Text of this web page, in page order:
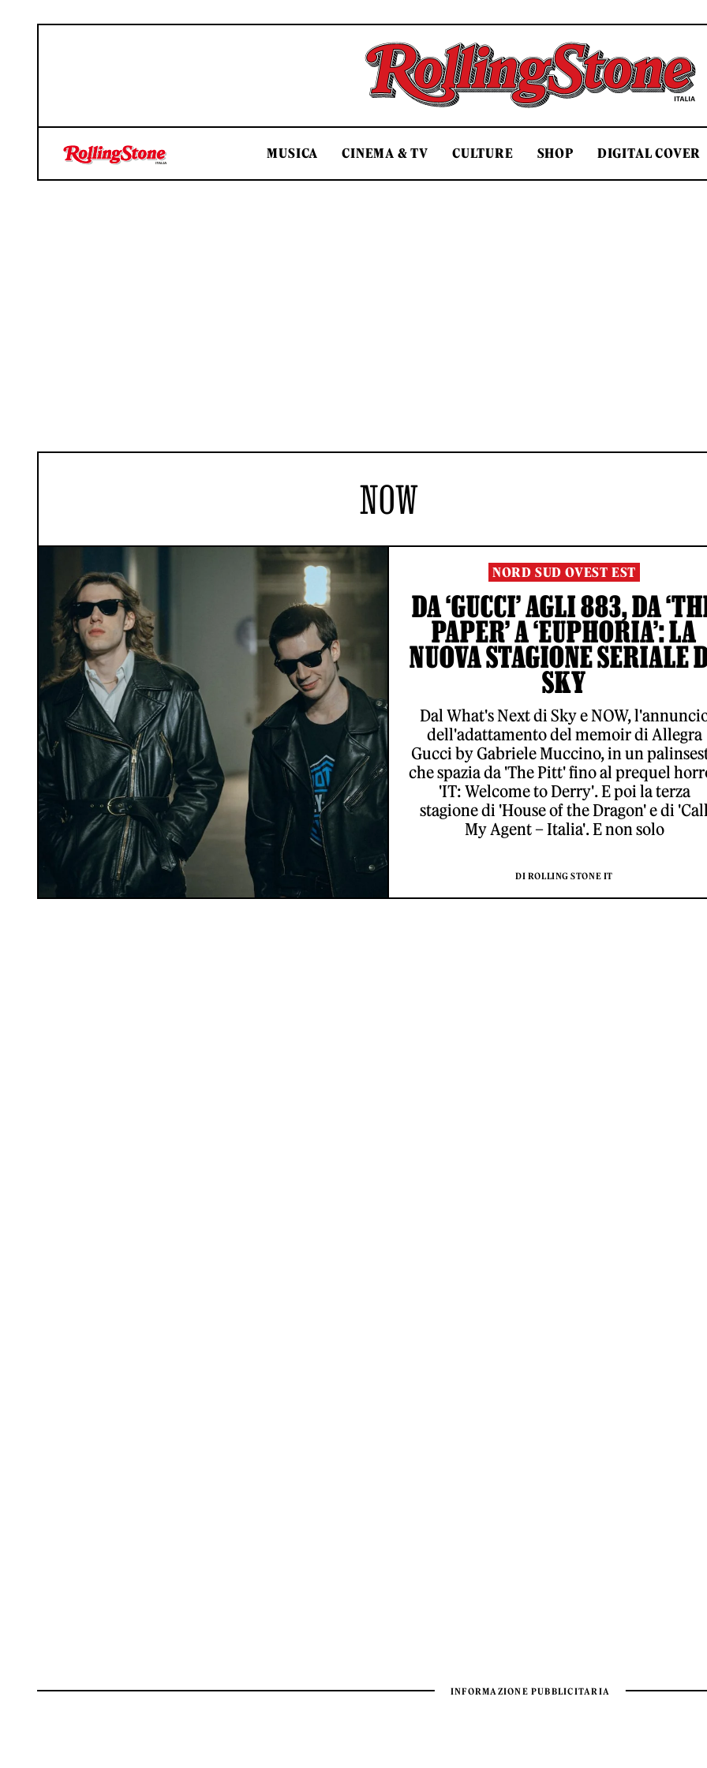
Rolling Stone Italia
MUSICA CINEMA & TV CULTURE SHOP DIGITAL COVER
NOW
NORD SUD OVEST EST
DA ‘GUCCI’ AGLI 883, DA
PAPER’ A ‘EUPHORIA’: LA
NUOVA STAGIONE SERIALE
SKY
Dal What's Next di Sky e NOW,
dell'adattamento del memoir di Allegra
Gucci by Gabriele Muccino, in un
che spazia da 'The Pitt' fino al prequel
'IT: Welcome to Derry'. E poi la terza
stagione di 'House of the Dragon' e di
My Agent – Italia'. E non solo
DI ROLLING STONE IT